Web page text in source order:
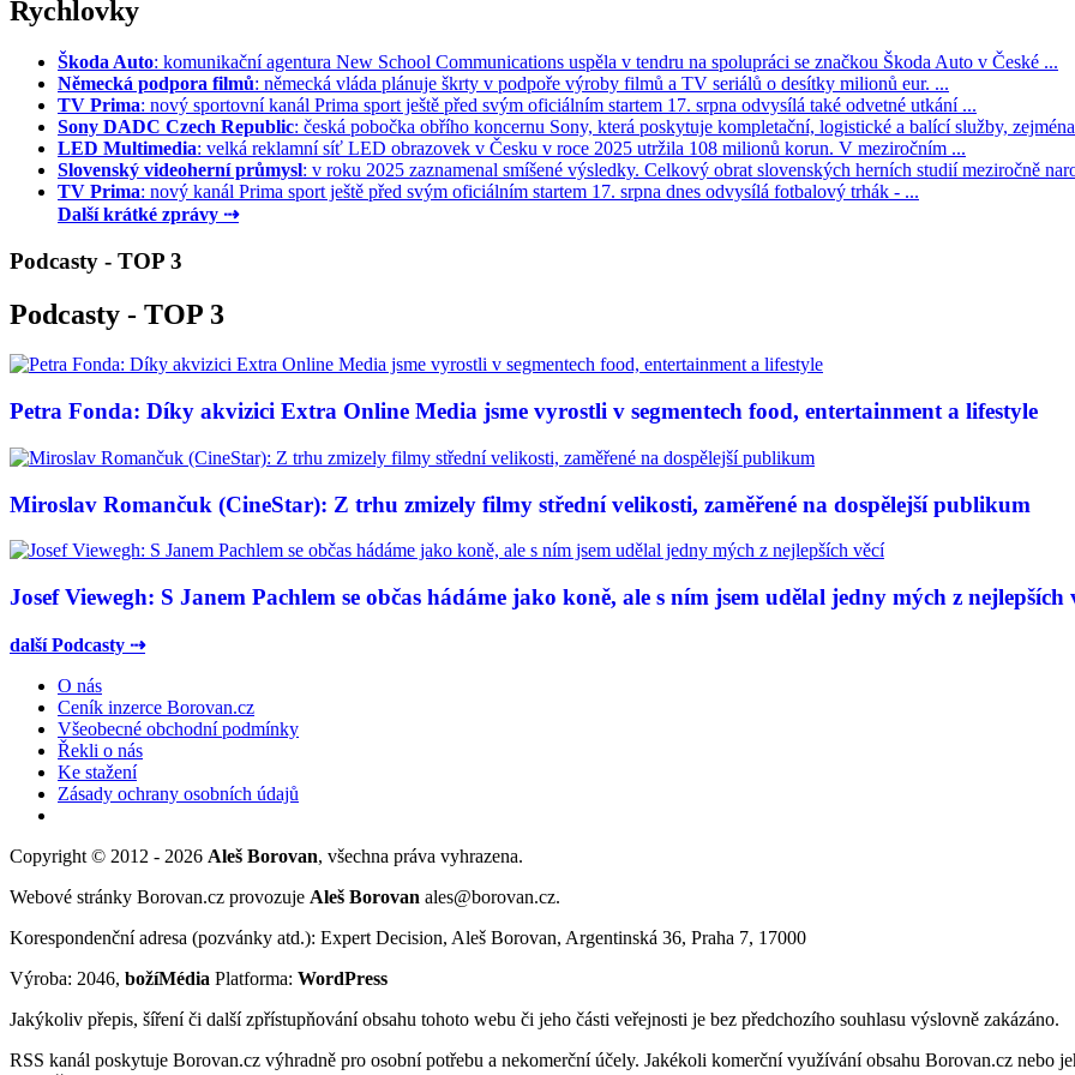
Rychlovky
Škoda Auto: komunikační agentura New School Communications uspěla v tendru na spolupráci se značkou Škoda Auto v České ...
Německá podpora filmů: německá vláda plánuje škrty v podpoře výroby filmů a TV seriálů o desítky milionů eur. ...
TV Prima: nový sportovní kanál Prima sport ještě před svým oficiálním startem 17. srpna odvysílá také odvetné utkání ...
Sony DADC Czech Republic: česká pobočka obřího koncernu Sony, která poskytuje kompletační, logistické a balící služby,
LED Multimedia: velká reklamní síť LED obrazovek v Česku v roce 2025 utržila 108 milionů korun. V meziročním ...
Slovenský videoherní průmysl: v roku 2025 zaznamenal smíšené výsledky. Celkový obrat slovenských herních studií meziročně
TV Prima: nový kanál Prima sport ještě před svým oficiálním startem 17. srpna dnes odvysílá fotbalový trhák - ...
Další krátké zprávy ⇢
Podcasty - TOP 3
Podcasty - TOP 3
Petra Fonda: Díky akvizici Extra Online Media jsme vyrostli v segmentech food, entertainment a lifestyle
Miroslav Romančuk (CineStar): Z trhu zmizely filmy střední velikosti, zaměřené na dospělejší publikum
Josef Viewegh: S Janem Pachlem se občas hádáme jako koně, ale s ním jsem udělal jedny mých z nejlepších
další Podcasty ⇢
O nás
Ceník inzerce Borovan.cz
Všeobecné obchodní podmínky
Řekli o nás
Ke stažení
Zásady ochrany osobních údajů
Copyright © 2012 - 2026 Aleš Borovan, všechna práva vyhrazena.
Webové stránky Borovan.cz provozuje Aleš Borovan ales@borovan.cz.
Korespondenční adresa (pozvánky atd.): Expert Decision, Aleš Borovan, Argentinská 36, Praha 7, 17000
Výroba: 2046, božíMédia Platforma: WordPress
Jakýkoliv přepis, šíření či další zpřístupňování obsahu tohoto webu či jeho části veřejnosti je bez předchozího souhlasu výslovně zakázáno.
RSS kanál poskytuje Borovan.cz výhradně pro osobní potřebu a nekomerční účely. Jakékoli komerční využívání obsahu Borovan.cz nebo